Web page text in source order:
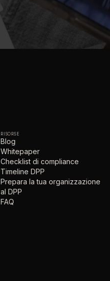
RISORSE
Blog
Whitepaper
Checklist di compliance
Timeline DPP
Prepara la tua organizzazione
al DPP
FAQ